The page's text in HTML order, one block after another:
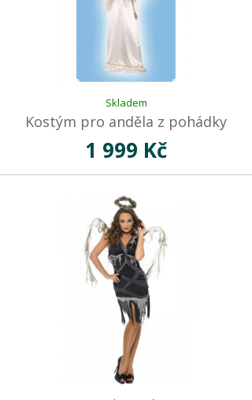
Skladem
Kostým pro anděla z pohádky
1 999 Kč